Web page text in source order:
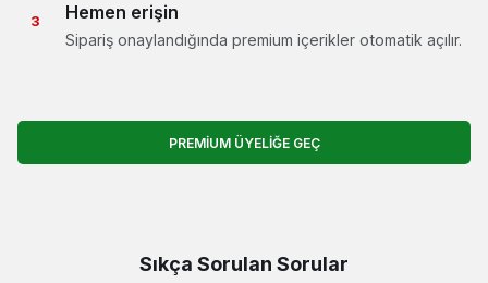
3 Hemen erişin
Sipariş onaylandığında premium içerikler otomatik açılır.
PREMIUM ÜYELIĞE GEÇ
Sıkça Sorulan Sorular